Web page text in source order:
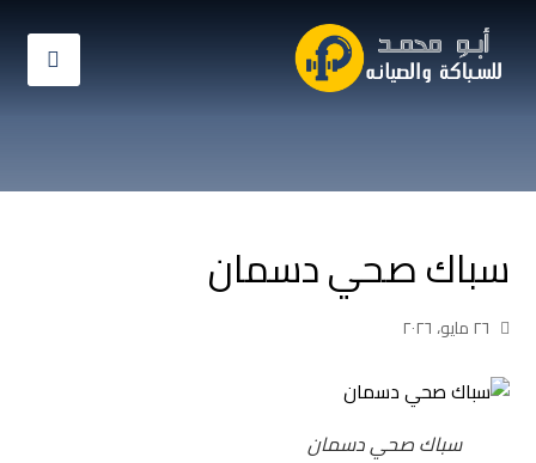
سباك صحي دسمان
٢٦ مايو، ٢٠٢٦
سباك صحي دسمان